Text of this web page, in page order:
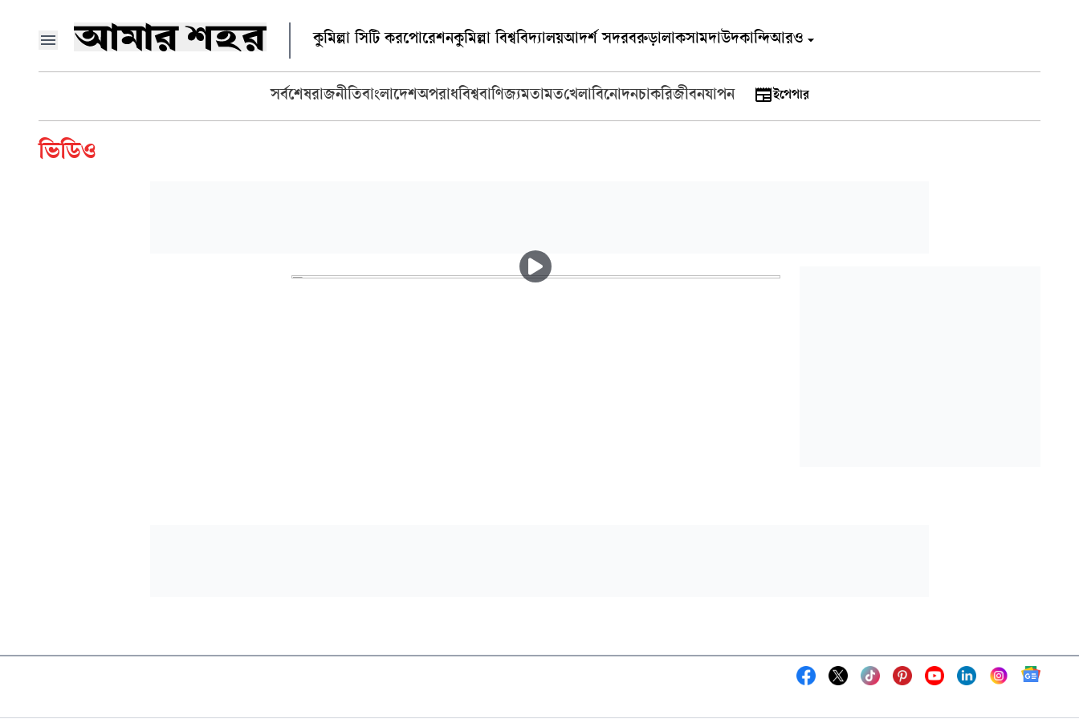
কুমিল্লা সিটি করপোরেশনকুমিল্লা বিশ্ববিদ্যালয়আদর্শ সদরবরুড়ালাকসামদাউদকান্দিআরও
সর্বশেষরাজনীতিবাংলাদেশঅপরাধবিশ্ববাণিজ্যমতামতখেলাবিনোদনচাকরিজীবনযাপন ইপেপার
ভিডিও